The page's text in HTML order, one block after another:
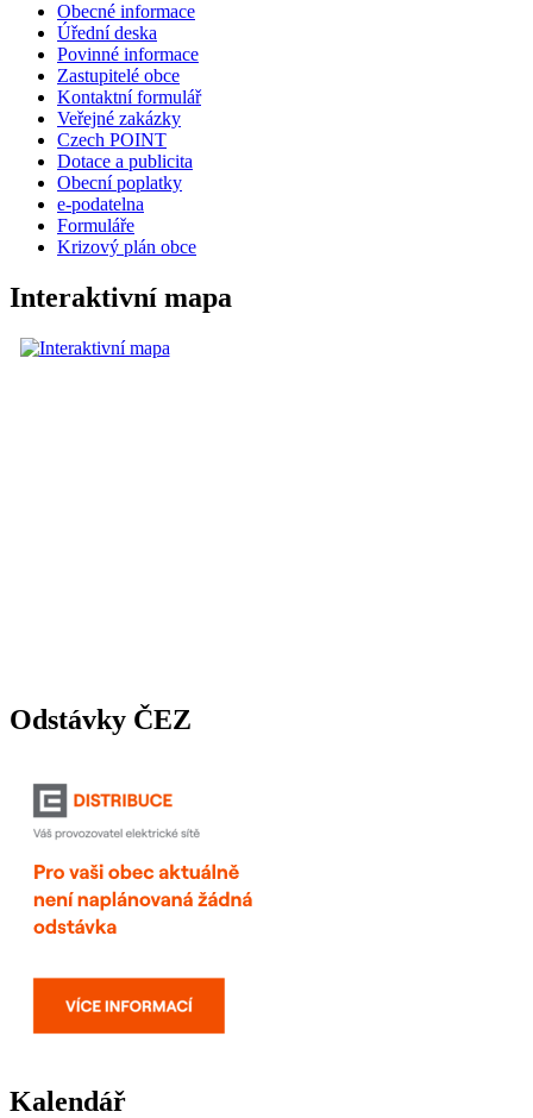
Obecné informace
Úřední deska
Povinné informace
Zastupitelé obce
Kontaktní formulář
Veřejné zakázky
Czech POINT
Dotace a publicita
Obecní poplatky
e-podatelna
Formuláře
Krizový plán obce
Interaktivní mapa
Odstávky ČEZ
Kalendář